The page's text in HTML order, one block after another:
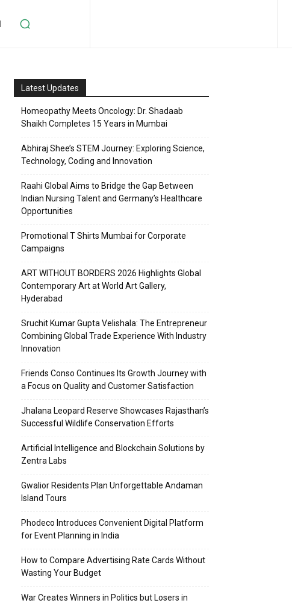
Latest Updates
Homeopathy Meets Oncology: Dr. Shadaab
Shaikh Completes 15 Years in Mumbai
Abhiraj Shee’s STEM Journey: Exploring Science,
Technology, Coding and Innovation
Raahi Global Aims to Bridge the Gap Between
Indian Nursing Talent and Germany’s Healthcare
Opportunities
Promotional T Shirts Mumbai for Corporate
Campaigns
ART WITHOUT BORDERS 2026 Highlights Global
Contemporary Art at World Art Gallery,
Hyderabad
Sruchit Kumar Gupta Velishala: The Entrepreneur
Combining Global Trade Experience With Industry
Innovation
Friends Conso Continues Its Growth Journey with
a Focus on Quality and Customer Satisfaction
Jhalana Leopard Reserve Showcases Rajasthan’s
Successful Wildlife Conservation Efforts
Artificial Intelligence and Blockchain Solutions by
Zentra Labs
Gwalior Residents Plan Unforgettable Andaman
Island Tours
Phodeco Introduces Convenient Digital Platform
for Event Planning in India
How to Compare Advertising Rate Cards Without
Wasting Your Budget
War Creates Winners in Politics but Losers in